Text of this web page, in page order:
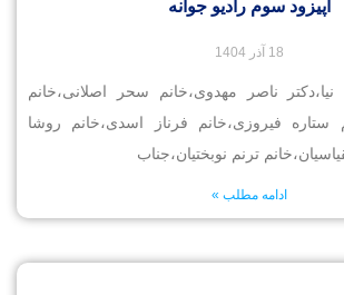
اپیزود سوم رادیو جوانه
18 آذر 1404
ناصر مهدوی،خانم سحر اصلانی،خانم
ستاره فیروزی،خانم فرناز اسدی،خانم روشا
ترنم نوبختیان،جناب
ادامه مطلب »